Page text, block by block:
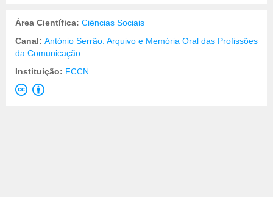
Área Científica: Ciências Sociais
Canal: António Serrão. Arquivo e Memória Oral das Profissões
da Comunicação
Instituição: FCCN